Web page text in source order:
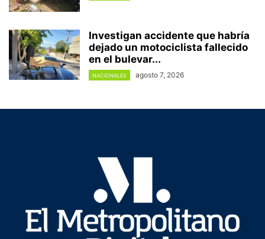
Investigan accidente que habría
dejado un motociclista fallecido
en el bulevar...
NACIONALES agosto 7, 2026